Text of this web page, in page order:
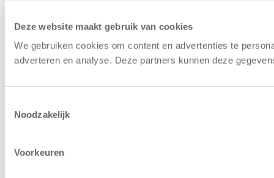
Deze website maakt gebruik van cookies
We gebruiken cookies om content en advertenties te
adverteren en analyse. Deze partners kunnen deze
Noodzakelijk
Voorkeuren